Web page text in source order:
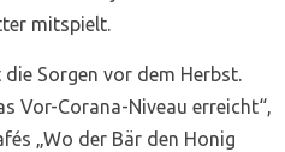
mitspielt.
Sorgen vor dem Herbst.
Vor-Corana-Niveau erreicht“,
„Wo der Bär den Honig